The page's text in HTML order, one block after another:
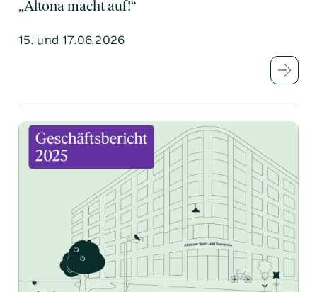
„Altona macht auf!“
15. und 17.06.2026